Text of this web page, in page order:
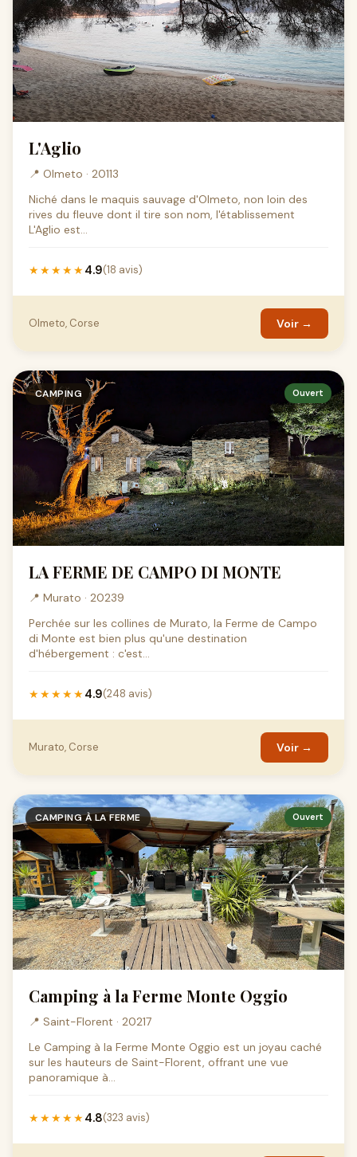
L'Aglio
📍 Olmeto · 20113
Niché dans le maquis sauvage d'Olmeto, non loin des
rives du fleuve dont il tire son nom, l'établissement
L'Aglio est...
★★★★★4.9(18 avis)
Olmeto, Corse Voir →
CAMPING Ouvert
LA FERME DE CAMPO DI MONTE
📍 Murato · 20239
Perchée sur les collines de Murato, la Ferme de Campo
di Monte est bien plus qu'une destination
d'hébergement : c'est...
★★★★★4.9(248 avis)
Murato, Corse Voir →
CAMPING À LA FERME Ouvert
Camping à la Ferme Monte Oggio
📍 Saint-Florent · 20217
Le Camping à la Ferme Monte Oggio est un joyau caché
sur les hauteurs de Saint-Florent, offrant une vue
panoramique à...
★★★★★4.8(323 avis)